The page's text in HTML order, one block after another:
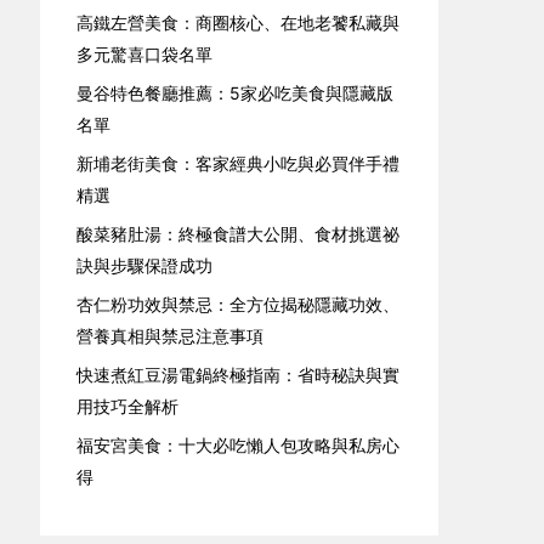
高鐵左營美食：商圈核心、在地老饕私藏與
多元驚喜口袋名單
曼谷特色餐廳推薦：5家必吃美食與隱藏版
名單
新埔老街美食：客家經典小吃與必買伴手禮
精選
酸菜豬肚湯：終極食譜大公開、食材挑選祕
訣與步驟保證成功
杏仁粉功效與禁忌：全方位揭秘隱藏功效、
營養真相與禁忌注意事項
快速煮紅豆湯電鍋終極指南：省時秘訣與實
用技巧全解析
福安宮美食：十大必吃懶人包攻略與私房心
得